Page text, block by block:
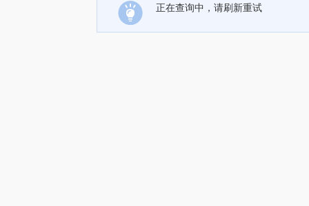
正在查询中，请刷新重试